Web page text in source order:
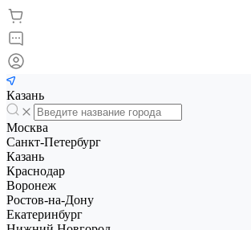
Казань
Москва
Санкт-Петербург
Казань
Краснодар
Воронеж
Ростов-на-Дону
Екатеринбург